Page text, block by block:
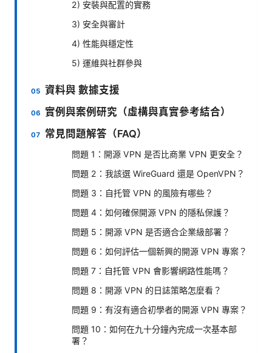
2) 安裝與配置的實務
3) 安全與審計
4) 性能與穩定性
5) 運維與社群參與
資料與 數據支援
實例與案例研究（虛構與真實參考結合）
常見問題解答（FAQ）
問題 1：開源 VPN 是否比商業 VPN 更安全？
問題 2：我該選 WireGuard 還是 OpenVPN？
問題 3：自托管 VPN 的風險有哪些？
問題 4：如何確保開源 VPN 的隱私保護？
問題 5：開源 VPN 是否適合企業級部署？
問題 6：如何評估一個新興的開源 VPN 專案？
問題 7：自托管 VPN 會影響網路性能嗎？
問題 8：開源 VPN 的日誌策略怎麼看？
問題 9：有沒有適合初學者的開源 VPN 專案？
問題 10：如何在九十分鐘內完成一次基本部
署？